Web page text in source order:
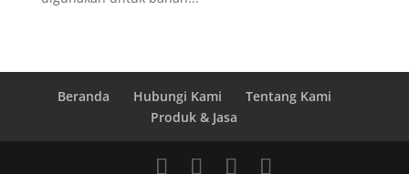
Beranda Hubungi Kami
Tentang Kami
Produk & Jasa